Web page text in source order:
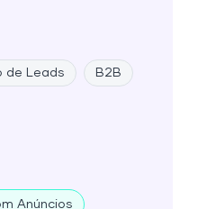
de Leads B2B
Anúncios